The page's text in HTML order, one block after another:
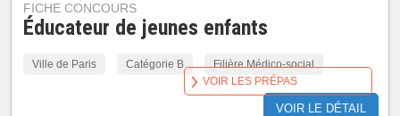
FICHE CONCOURS
Éducateur de jeunes enfants
Ville de Paris Catégorie B Filière Médico-social
VOIR LE DÉTAIL
VOIR LES PRÉPAS